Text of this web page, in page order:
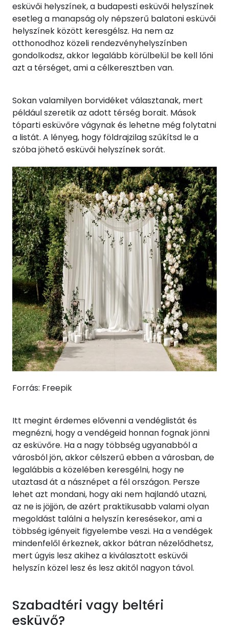
esküvői helyszínek, a budapesti esküvői helyszínek
esetleg a manapság oly népszerű balatoni esküvői
helyszínek között keresgélsz. Ha nem az
otthonodhoz közeli rendezvényhelyszínben
gondolkodsz, akkor legalább körülbelül be kell lőni
azt a térséget, ami a célkeresztben van.
Sokan valamilyen borvidéket választanak, mert
például szeretik az adott térség borait. Mások
tóparti esküvőre vágynak és lehetne még folytatni
a listát. A lényeg, hogy földrajzilag szűkítsd le a
szóba jöhető esküvői helyszínek sorát.
Forrás: Freepik
Itt megint érdemes elővenni a vendéglistát és
megnézni, hogy a vendégeid honnan fognak jönni
az esküvőre. Ha a nagy többség ugyanabból a
városból jön, akkor célszerű ebben a városban, de
legalábbis a közelében keresgélni, hogy ne
utaztasd át a násznépet a fél országon. Persze
lehet azt mondani, hogy aki nem hajlandó utazni,
az ne is jöjjön, de azért praktikusabb valami olyan
megoldást találni a helyszín keresésekor, ami a
többség igényeit figyelembe veszi. Ha a vendégek
mindenfelől érkeznek, akkor bátran nézelődhetsz,
mert úgyis lesz akihez a kiválasztott esküvői
helyszín közel lesz és lesz akitől nagyon távol.
Szabadtéri vagy beltéri
esküvő?